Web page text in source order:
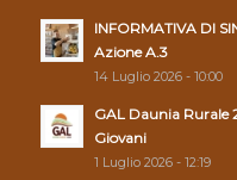
INFORMATIVA DI
Azione A.3
14 Luglio 2026 - 10:00
GAL Daunia Rurale
Giovani
1 Luglio 2026 - 12:19